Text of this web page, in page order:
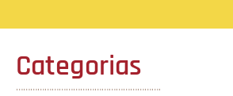
Categorias
…………………………………………………….